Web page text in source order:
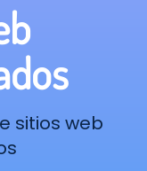
sitios web